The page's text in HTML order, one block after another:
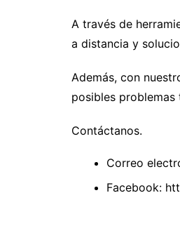
A través de
a distancia y
Además, con
posibles
Contáctanos.
Correo
Facebook: